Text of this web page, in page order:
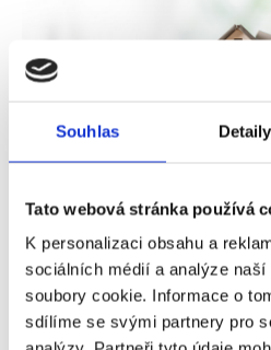
Souhlas Detaily
Tato webová stránka používá
K personalizaci obsahu a
sociálních médií a analýze
soubory cookie. Informace o
sdílíme se svými partnery pro
kvůli krizi
Sociální rozdíly se ve
nemohou dovolit koupit
na nájemní bydlení, za které
příjmu. Vysoká poptávka